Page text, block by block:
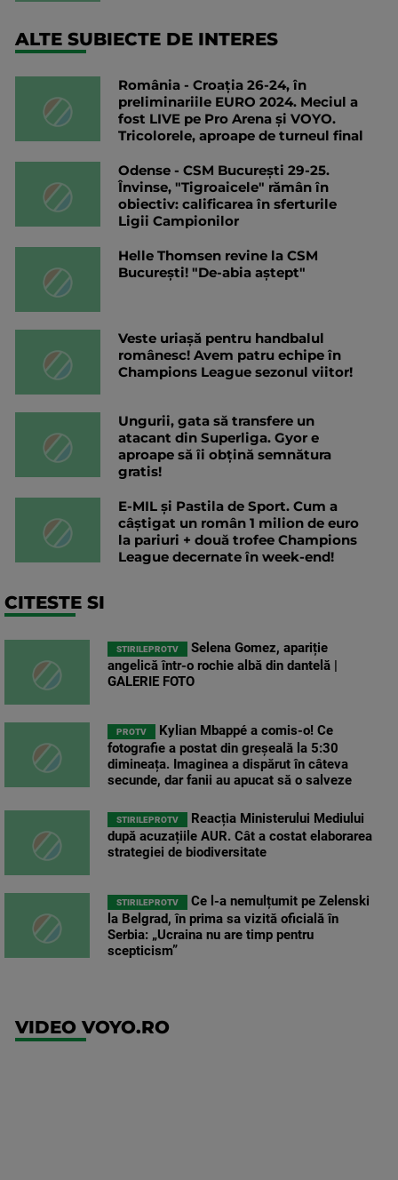
ALTE SUBIECTE DE INTERES
România - Croația 26-24, în
preliminariile EURO 2024. Meciul a
fost LIVE pe Pro Arena și VOYO.
Tricolorele, aproape de turneul final
Odense - CSM București 29-25.
Învinse, "Tigroaicele" rămân în
obiectiv: calificarea în sferturile
Ligii Campionilor
Helle Thomsen revine la CSM
București! "De-abia aștept"
Veste uriașă pentru handbalul
românesc! Avem patru echipe în
Champions League sezonul viitor!
Ungurii, gata să transfere un
atacant din Superliga. Gyor e
aproape să îi obțină semnătura
gratis!
E-MIL și Pastila de Sport. Cum a
câștigat un român 1 milion de euro
la pariuri + două trofee Champions
League decernate în week-end!
CITESTE SI
STIRILEPROTV
Selena Gomez, apariție
angelică într-o rochie albă din dantelă |
GALERIE FOTO
PROTV
Kylian Mbappé a comis-o! Ce
fotografie a postat din greșeală la 5:30
dimineața. Imaginea a dispărut în câteva
secunde, dar fanii au apucat să o salveze
STIRILEPROTV
Reacția Ministerului Mediului
după acuzațiile AUR. Cât a costat elaborarea
strategiei de biodiversitate
STIRILEPROTV
Ce l-a nemulțumit pe Zelenski
la Belgrad, în prima sa vizită oficială în
Serbia: „Ucraina nu are timp pentru
scepticism”
VIDEO VOYO.RO